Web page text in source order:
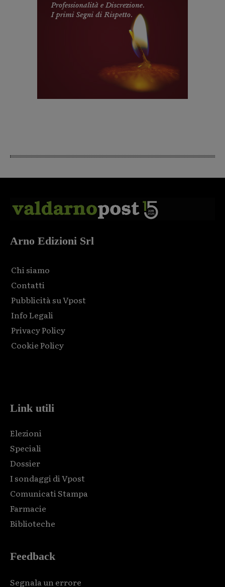
Arno Edizioni Srl
Chi siamo
Contatti
Pubblicità su Vpost
Info Legali
Privacy Policy
Cookie Policy
Link utili
Elezioni
Speciali
Dossier
I sondaggi di Vpost
Comunicati Stampa
Farmacie
Biblioteche
Feedback
Segnala un errore